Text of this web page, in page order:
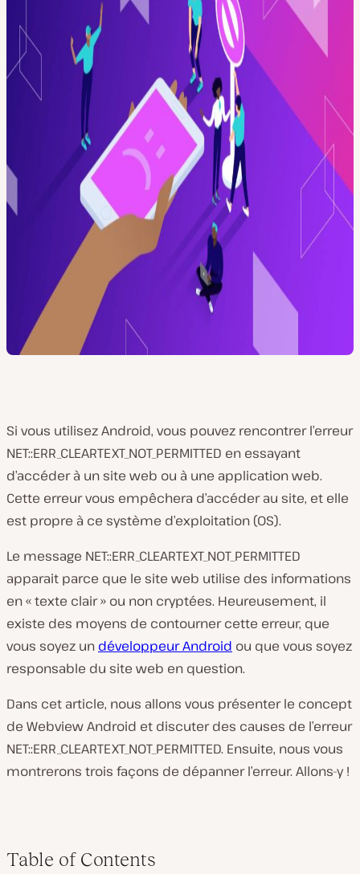
Si vous utilisez Android, vous pouvez rencontrer l’erreur
NET::ERR_CLEARTEXT_NOT_PERMITTED en essayant
d’accéder à un site web ou à une application web.
Cette erreur vous empêchera d’accéder au site, et elle
est propre à ce système d’exploitation (OS).
Le message NET::ERR_CLEARTEXT_NOT_PERMITTED
apparait parce que le site web utilise des informations
en « texte clair » ou non cryptées. Heureusement, il
existe des moyens de contourner cette erreur, que
vous soyez un développeur Android ou que vous soyez
responsable du site web en question.
Dans cet article, nous allons vous présenter le concept
de Webview Android et discuter des causes de l’erreur
NET::ERR_CLEARTEXT_NOT_PERMITTED. Ensuite, nous vous
montrerons trois façons de dépanner l’erreur. Allons-y !
Table of Contents